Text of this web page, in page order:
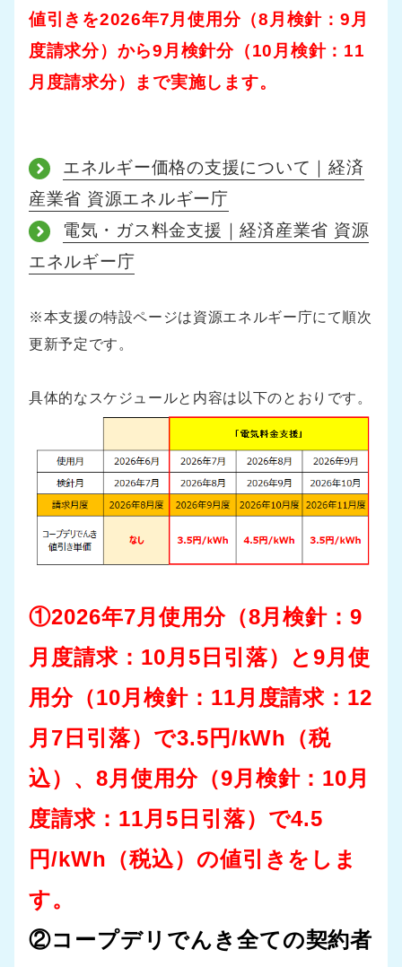
値引きを2026年7月使用分（8月検針：9月
度請求分）から9月検針分（10月検針：11
月度請求分）まで実施します。
エネルギー価格の支援について｜経済
産業省 資源エネルギー庁
電気・ガス料金支援｜経済産業省 資源
エネルギー庁
※本支援の特設ページは資源エネルギー庁にて順次
更新予定です。
具体的なスケジュールと内容は以下のとおりです。
①2026年7月使用分（8月検針：9
月度請求：10月5日引落）と9月使
用分（10月検針：11月度請求：12
月7日引落）で3.5円/kWh（税
込）、8月使用分（9月検針：10月
度請求：11月5日引落）で4.5
円/kWh（税込）の値引きをしま
す。
②コープデリでんき全ての契約者